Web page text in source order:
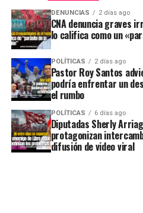
DENUNCIAS 2 días ago
CNA denuncia graves
lo califica como un
POLÍTICAS 2 días ago
Pastor Roy Santos
podría enfrentar un
el rumbo
POLÍTICAS 6 días ago
Diputadas Sherly
protagonizan
difusión de video viral